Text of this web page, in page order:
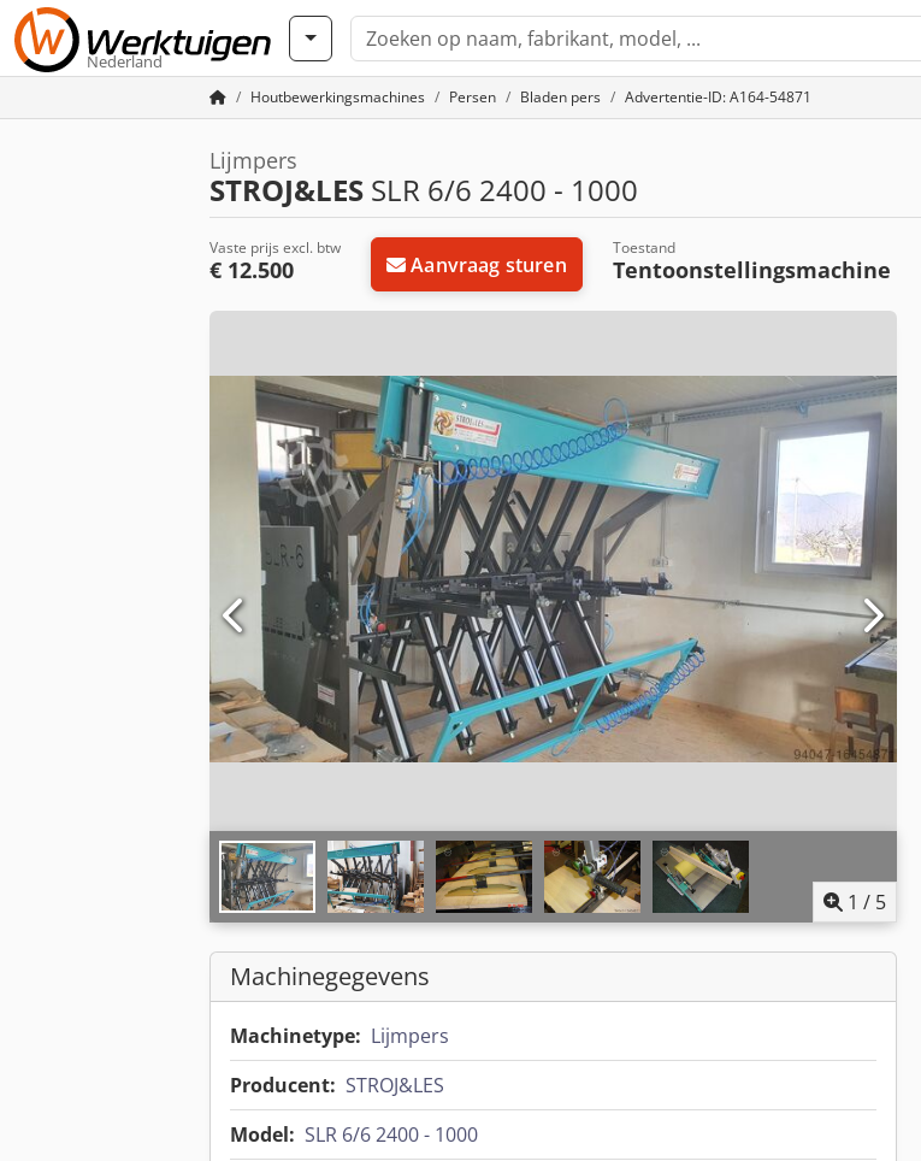
Nederland
Houtbewerkingsmachines Persen Bladen pers Advertentie-ID: A164-54871
Lijmpers
STROJ&LES SLR 6/6 2400 - 1000
Vaste prijs excl. btw
€ 12.500 Aanvraag sturen
Toestand
Tentoonstellingsmachine
1 / 5
Machinegegevens
Machinetype: Lijmpers
Producent: STROJ&LES
Model: SLR 6/6 2400 - 1000